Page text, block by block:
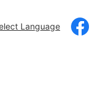
Language